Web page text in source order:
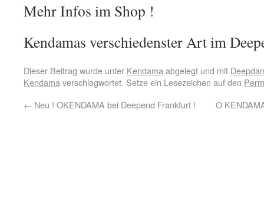
Mehr Infos im Shop !
Kendamas verschiedenster Art im
Dieser Beitrag wurde unter Kendamaabgelegt und mit
Kendamaverschlagwortet. Setze ein Lesezeichen auf den
← Neu ! OKENDAMA bei Deepend Frankfurt ! O